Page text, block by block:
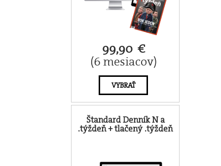
99,90 €
(6 mesiacov)
VYBRAŤ
Štandard Denník N a
.týždeň + tlačený .týždeň